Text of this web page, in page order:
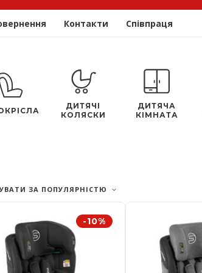
Контакти Співпраця
ДИТЯЧІ
КОЛЯСКИ
ДИТЯЧА
КІМНАТА
ЗА ПОПУЛЯРНІСТЮ
-10%